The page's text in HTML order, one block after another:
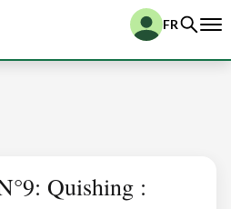
FR
Quishing :